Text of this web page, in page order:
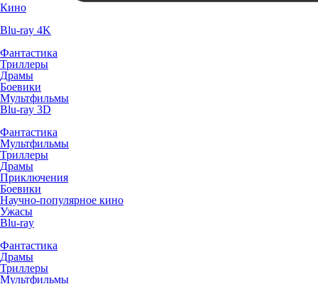
Кино
Blu-ray 4K
Фантастика
Триллеры
Драмы
Боевики
Мультфильмы
Blu-ray 3D
Фантастика
Мультфильмы
Триллеры
Драмы
Приключения
Боевики
Научно-популярное кино
Ужасы
Blu-ray
Фантастика
Драмы
Триллеры
Мультфильмы